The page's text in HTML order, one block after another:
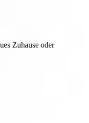
Zuhause oder